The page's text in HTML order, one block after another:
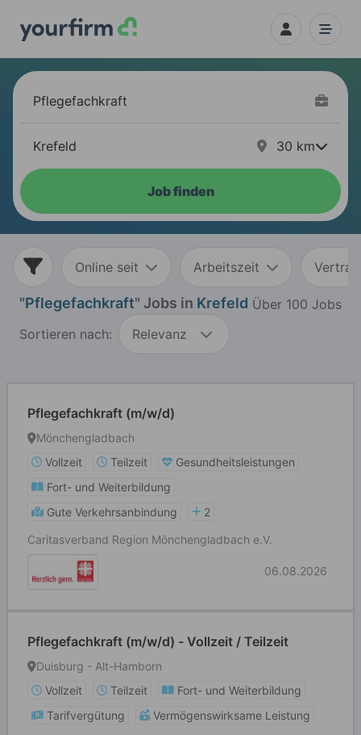
30 km
Job finden
Online seit Arbeitszeit
"Pflegefachkraft" Jobs in Krefeld Über 100 Jobs
Sortieren nach:
Relevanz
Pflegefachkraft (m/w/d)
Mönchengladbach
Vollzeit
Teilzeit
Gesundheitsleistungen
Fort- und Weiterbildung
Gute Verkehrsanbindung
2
Caritasverband Region Mönchengladbach e.V.
06.08.2026
Pflegefachkraft (m/w/d) - Vollzeit / Teilzeit
Duisburg - Alt-Hamborn
Vollzeit
Teilzeit
Fort- und Weiterbildung
Tarifvergütung
Vermögenswirksame Leistung